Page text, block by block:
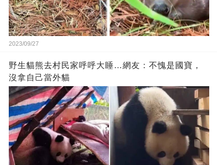
2023/09/27
野生貓熊去村民家呼呼大睡…網友：不愧是國寶，
沒拿自己當外貓